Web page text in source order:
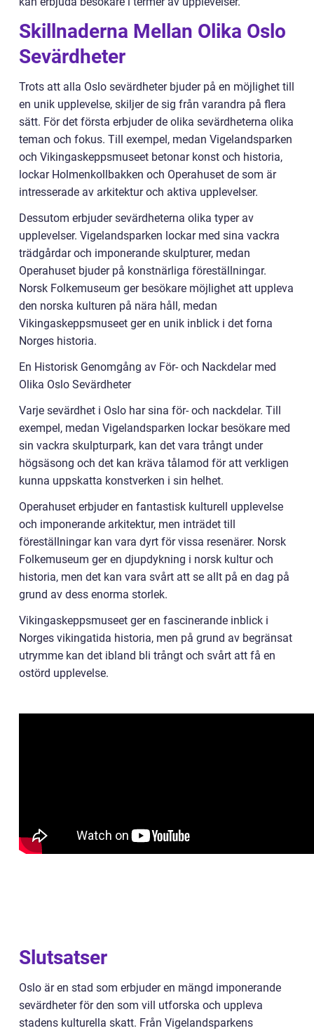
Skillnaderna Mellan Olika Oslo
Sevärdheter
Trots att alla Oslo sevärdheter bjuder på en möjlighet till
en unik upplevelse, skiljer de sig från varandra på flera
sätt. För det första erbjuder de olika sevärdheterna olika
teman och fokus. Till exempel, medan Vigelandsparken
och Vikingaskeppsmuseet betonar konst och historia,
lockar Holmenkollbakken och Operahuset de som är
intresserade av arkitektur och aktiva upplevelser.
Dessutom erbjuder sevärdheterna olika typer av
upplevelser. Vigelandsparken lockar med sina vackra
trädgårdar och imponerande skulpturer, medan
Operahuset bjuder på konstnärliga föreställningar.
Norsk Folkemuseum ger besökare möjlighet att uppleva
den norska kulturen på nära håll, medan
Vikingaskeppsmuseet ger en unik inblick i det forna
Norges historia.
En Historisk Genomgång av För- och Nackdelar med
Olika Oslo Sevärdheter
Varje sevärdhet i Oslo har sina för- och nackdelar. Till
exempel, medan Vigelandsparken lockar besökare med
sin vackra skulpturpark, kan det vara trångt under
högsäsong och det kan kräva tålamod för att verkligen
kunna uppskatta konstverken i sin helhet.
Operahuset erbjuder en fantastisk kulturell upplevelse
och imponerande arkitektur, men inträdet till
föreställningar kan vara dyrt för vissa resenärer. Norsk
Folkemuseum ger en djupdykning i norsk kultur och
historia, men det kan vara svårt att se allt på en dag på
grund av dess enorma storlek.
Vikingaskeppsmuseet ger en fascinerande inblick i
Norges vikingatida historia, men på grund av begränsat
utrymme kan det ibland bli trångt och svårt att få en
ostörd upplevelse.
Slutsatser
Oslo är en stad som erbjuder en mängd imponerande
sevärdheter för den som vill utforska och uppleva
stadens kulturella skatt. Från Vigelandsparkens